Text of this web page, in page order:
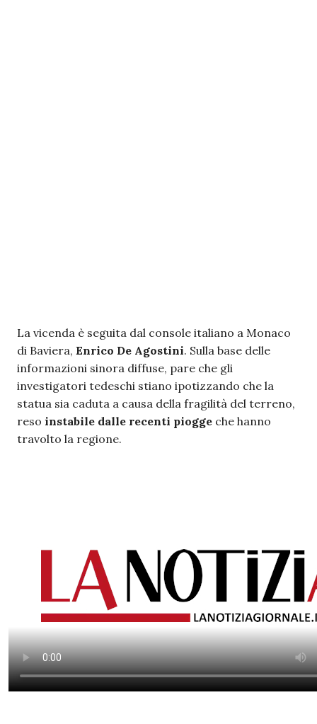
La vicenda è seguita dal console italiano a Monaco
di Baviera, Enrico De Agostini. Sulla base delle
informazioni sinora diffuse, pare che gli
investigatori tedeschi stiano ipotizzando che la
statua sia caduta a causa della fragilità del terreno,
reso instabile dalle recenti piogge che hanno
travolto la regione.